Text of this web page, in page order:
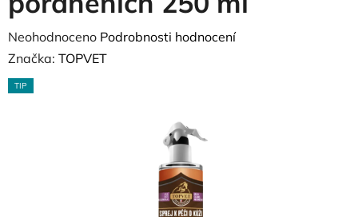
Průměrné
hodnocení
produktu
Neohodnoceno Podrobnosti hodnocení
Značka: TOPVET
TIP